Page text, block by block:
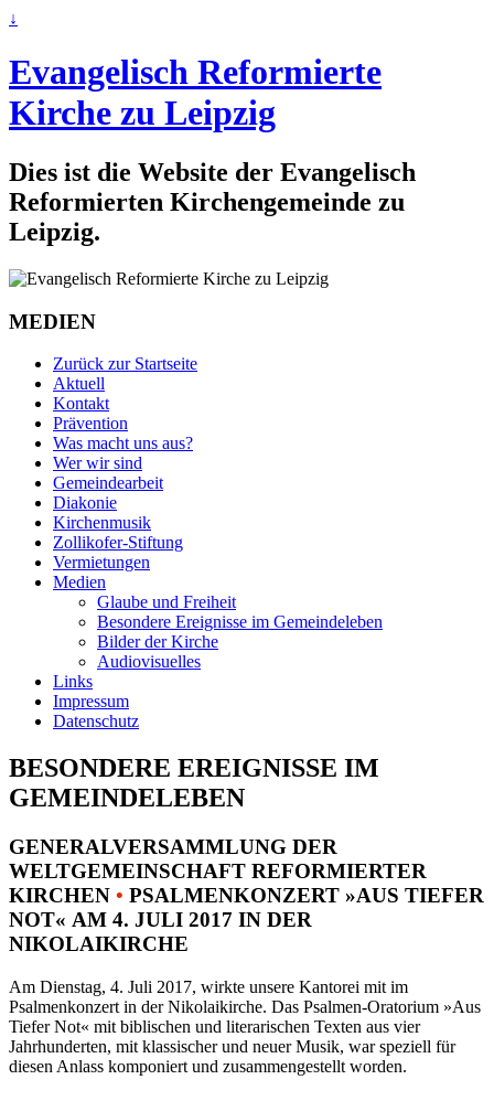
↓
Evangelisch Reformierte
Kirche zu Leipzig
Dies ist die Website der Evangelisch
Reformierten Kirchengemeinde zu
Leipzig.
MEDIEN
Zurück zur Startseite
Aktuell
Kontakt
Prävention
Was macht uns aus?
Wer wir sind
Gemeindearbeit
Diakonie
Kirchenmusik
Zollikofer-Stiftung
Vermietungen
Medien
Glaube und Freiheit
Besondere Ereignisse im Gemeindeleben
Bilder der Kirche
Audiovisuelles
Links
Impressum
Datenschutz
BESONDERE EREIGNISSE IM
GEMEINDELEBEN
GENERALVERSAMMLUNG DER
WELTGEMEINSCHAFT REFORMIERTER
KIRCHEN • PSALMENKONZERT »AUS TIEFER
NOT« AM 4. JULI 2017 IN DER
NIKOLAIKIRCHE
Am Dienstag, 4. Juli 2017, wirkte unsere Kantorei mit im
Psalmenkonzert in der Nikolaikirche. Das Psalmen-Oratorium »Aus
Tiefer Not« mit biblischen und literarischen Texten aus vier
Jahrhunderten, mit klassischer und neuer Musik, war speziell für
diesen Anlass komponiert und zusammengestellt worden.